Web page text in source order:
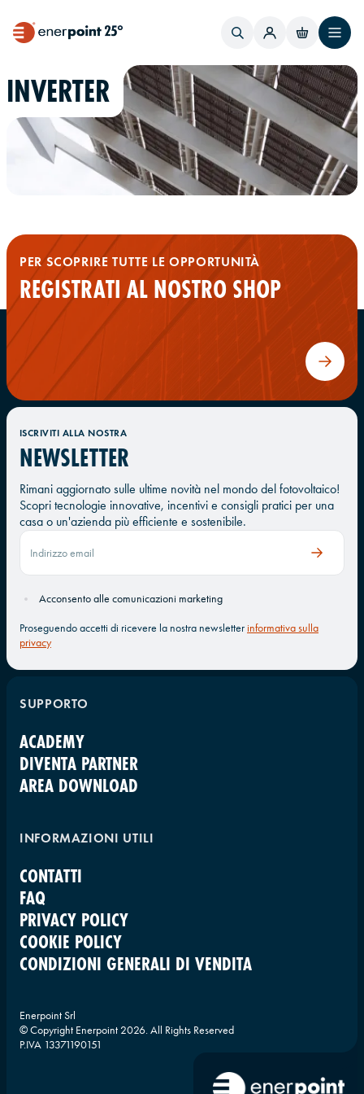
INVERTER
PER SCOPRIRE TUTTE LE OPPORTUNITÀ
REGISTRATI AL NOSTRO SHOP
ISCRIVITI ALLA NOSTRA
NEWSLETTER
Rimani aggiornato sulle ultime novità nel mondo del fotovoltaico!
Scopri tecnologie innovative, incentivi e consigli pratici per una
casa o un'azienda più efficiente e sostenibile.
Acconsento alle comunicazioni marketing
Proseguendo accetti di ricevere la nostra newsletterinformativa sulla
privacy
SUPPORTO
ACADEMY
DIVENTA PARTNER
AREA DOWNLOAD
INFORMAZIONI UTILI
CONTATTI
FAQ
PRIVACY POLICY
COOKIE POLICY
CONDIZIONI GENERALI DI VENDITA
Enerpoint Srl
© Copyright Enerpoint 2026. All Rights Reserved
P.IVA 13371190151